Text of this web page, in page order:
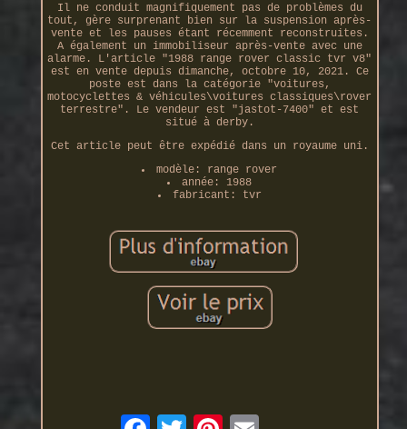
Il ne conduit magnifiquement pas de problèmes du
tout, gère surprenant bien sur la suspension après-
vente et les pauses étant récemment reconstruites.
A également un immobiliseur après-vente avec une
alarme. L'article "1988 range rover classic tvr v8"
est en vente depuis dimanche, octobre 10, 2021. Ce
poste est dans la catégorie "voitures,
motocyclettes & véhicules\voitures classiques\rover
terrestre". Le vendeur est "jastot-7400" et est
situé à derby.
Cet article peut être expédié dans un royaume uni.
modèle: range rover
année: 1988
fabricant: tvr